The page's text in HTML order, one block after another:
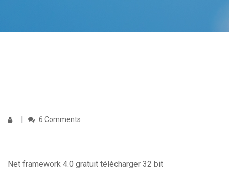
6 Comments
Net framework 4.0 gratuit télécharger 32 bit